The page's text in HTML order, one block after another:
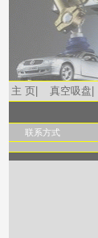
主 页| 真空吸盘
联系方式